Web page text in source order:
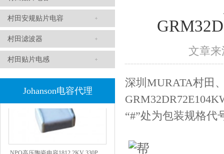
村田安规贴片电容
村田滤波器
村田贴片电感
Johanson电容代理
1808 Y2 1NF安规贴片电容Johanson品牌
NPO高压陶瓷电容1812 2KV 330PF 5%精度
文章
深圳MURATA村田
“#”处为包装规格代